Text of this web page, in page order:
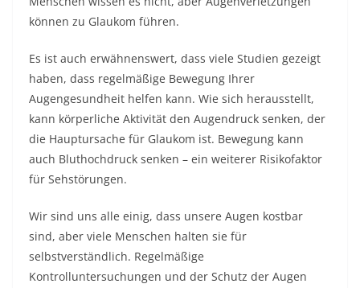
können zu Glaukom führen.
Es ist auch erwähnenswert, dass viele Studien gezeigt
haben, dass regelmäßige Bewegung Ihrer
Augengesundheit helfen kann. Wie sich herausstellt,
kann körperliche Aktivität den Augendruck senken, der
die Hauptursache für Glaukom ist. Bewegung kann
auch Bluthochdruck senken – ein weiterer Risikofaktor
für Sehstörungen.
Wir sind uns alle einig, dass unsere Augen kostbar
sind, aber viele Menschen halten sie für
selbstverständlich. Regelmäßige
Kontrolluntersuchungen und der Schutz der Augen